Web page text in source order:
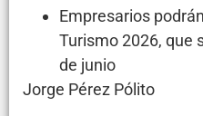
Empresarios
Turismo 2026, que
de junio
Jorge Pérez Pólito